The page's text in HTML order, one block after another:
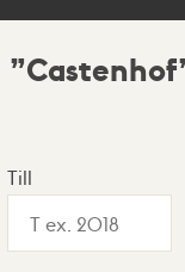
Castenhof
Till